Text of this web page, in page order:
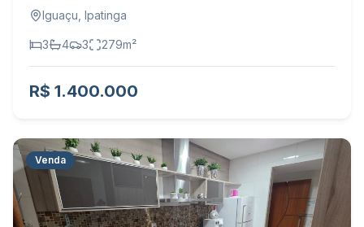
Iguaçu Ipatinga
3 4 3 279m²
R$ 1.400.000
Venda